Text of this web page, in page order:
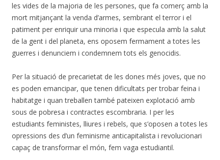
les vides de la majoria de les persones, que fa comerç amb la
mort mitjançant la venda d’armes, sembrant el terror i el
patiment per enriquir una minoria i que especula amb la salut
de la gent i del planeta, ens oposem fermament a totes les
guerres i denunciem i condemnem tots els genocidis.
Per la situació de precarietat de les dones més joves, que no
es poden emancipar, que tenen dificultats per trobar feina i
habitatge i quan treballen també pateixen explotació amb
sous de pobresa i contractes escombraria. I per les
estudiants feministes, lliures i rebels, que s’oposen a totes les
opressions des d’un feminisme anticapitalista i revolucionari
capaç de transformar el món, fem vaga estudiantil.